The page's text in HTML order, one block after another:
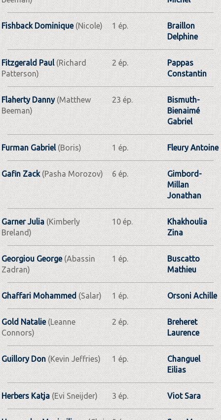
Fishback Dominique(Nicole) 1 ép.
Braillon
Delphine
Fitzgerald Paul(Richard
Patterson)
2 ép.
Pappas
Constantin
Flaherty Danny(Matthew
Beeman)
23 ép.
Bismuth-
Bienaimé
Gabriel
Furman Gabriel(Boris) 1 ép. Fleury Antoine
Gafin Zack(Pasha Morozov) 6 ép.
Gimbord-
Millan
Jonathan
Garner Julia (Kimberly
Breland)
10 ép.
Khakhoulia
Zina
Georgiou George(Abassin
Zadran)
1 ép.
Buscatto
Mathieu
Ghaffari Mohammed (Salar) 1 ép. Orsoni Achille
Gold Natalie(Leanne
Connors)
2 ép.
Breheret
Laurence
Guillory Don (Kevin Jeffries) 1 ép.
Changuel
Eilias
Herbers Katja (Evi Sneijder) 3 ép. Viot Sara